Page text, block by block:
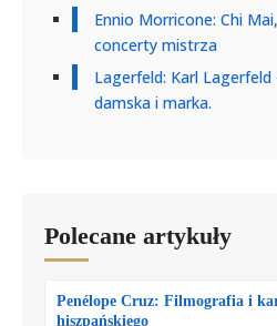
Ennio Morricone: Chi
concerty mistrza
Lagerfeld: Karl
damska i marka.
Polecane artykuły
Penélope Cruz: Filmografia i
hiszpańskiego